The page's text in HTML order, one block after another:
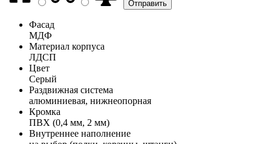
Фасад
МДФ
Материал корпуса
ЛДСП
Цвет
Серый
Раздвижная система
алюминиевая, нижнеопорная
Кромка
ПВХ (0,4 мм, 2 мм)
Внутреннее наполнение